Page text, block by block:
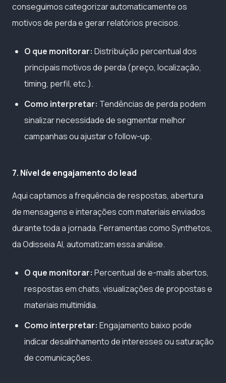
conseguimos categorizar automaticamente os
motivos de perda e gerar relatórios precisos.
O que monitorar: Distribuição percentual dos
principais motivos de perda (preço, localização,
timing, perfil, etc.).
Como interpretar: Tendências de perda podem
sinalizar necessidade de segmentar melhor
campanhas ou ajustar o follow-up.
7. Nível de engajamento do lead
Aqui captamos a frequência de respostas, abertura
de mensagens e interações com materiais enviados
durante toda a jornada. Ferramentas como Synthetos,
da Odisseia AI, automatizam essa análise.
O que monitorar: Percentual de e-mails abertos,
respostas em chats, visualizações de propostas e
materiais multimídia.
Como interpretar: Engajamento baixo pode
indicar desalinhamento de interesses ou saturação
de comunicações.